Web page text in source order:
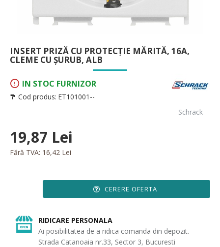
INSERT PRIZĂ CU PROTECŢIE MĂRITĂ, 16A,
CLEME CU ŞURUB, ALB
IN STOC FURNIZOR
Cod produs: ET101001--
Schrack
19,87 Lei
Fără TVA: 16,42 Lei
CERERE OFERTA
RIDICARE PERSONALA
Ai posibilitatea de a ridica comanda din depozit.
Strada Catanoaia nr.33, Sector 3, Bucuresti